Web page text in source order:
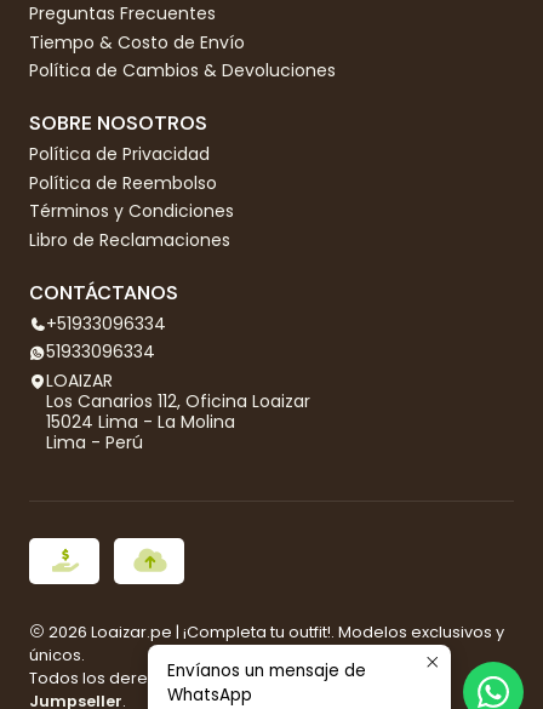
Preguntas Frecuentes
Tiempo & Costo de Envío
Política de Cambios & Devoluciones
SOBRE NOSOTROS
Política de Privacidad
Política de Reembolso
Términos y Condiciones
Libro de Reclamaciones
CONTÁCTANOS
+51933096334
51933096334
LOAIZAR
Los Canarios 112, Oficina Loaizar
15024 Lima - La Molina
Lima - Perú
2026 Loaizar.pe | ¡Completa tu outfit!. Modelos exclusivos y
únicos.
Todos los derechos reservados.Desarrollado por
Jumpseller.
Envíanos un mensaje de
WhatsApp